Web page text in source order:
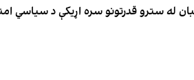
له سترو قدرتونو سره اړیکې د سیاسي